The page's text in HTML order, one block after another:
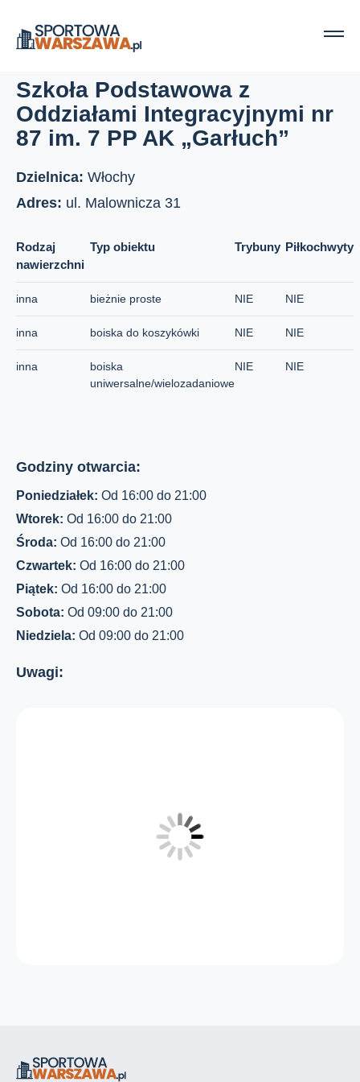
Strona główna
Boiska szkolne
Szkoła Podstawowa z Oddziałami Integracyjnymi nr 87 im. 7 PP AK
Szkoła Podstawowa z
Oddziałami Integracyjnymi nr
87 im. 7 PP AK „Garłuch”
Dzielnica: Włochy
Adres: ul. Malownicza 31
Rodzaj
nawierzchni
Typ obiektu Trybuny Piłkochwyty
inna bieżnie proste NIE NIE
inna boiska do koszykówki NIE NIE
inna
boiska
uniwersalne/wielozadaniowe
NIE NIE
Godziny otwarcia:
Poniedziałek: Od 16:00 do 21:00
Wtorek: Od 16:00 do 21:00
Środa: Od 16:00 do 21:00
Czwartek: Od 16:00 do 21:00
Piątek: Od 16:00 do 21:00
Sobota: Od 09:00 do 21:00
Niedziela: Od 09:00 do 21:00
Uwagi: